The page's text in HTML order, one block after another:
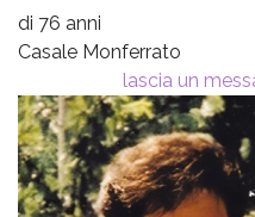
di 76 anni
Casale Monferrato
lascia un